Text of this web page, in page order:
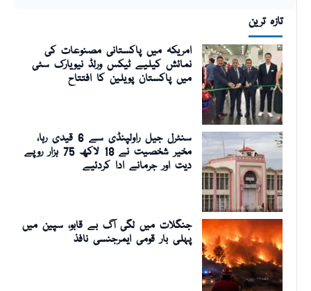
تازہ ترین
امریکہ میں پاکستانی مصنوعات کی
نمائش کیلیے ٹیکس ورلڈ نیویارک سٹی
میں پاکستان پویلین کا افتتاح
سنٹرل جیل راولپنڈی سے 6 قیدی رہا،
مخیر شخصیت نے 18 لاکھ 75 ہزار روپے
دیت اور جرمانے ادا کردئیے
جنگلات میں لگی آگ بے قابو، سپین میں
پہلی بار قومی ایمرجنسی نافذ